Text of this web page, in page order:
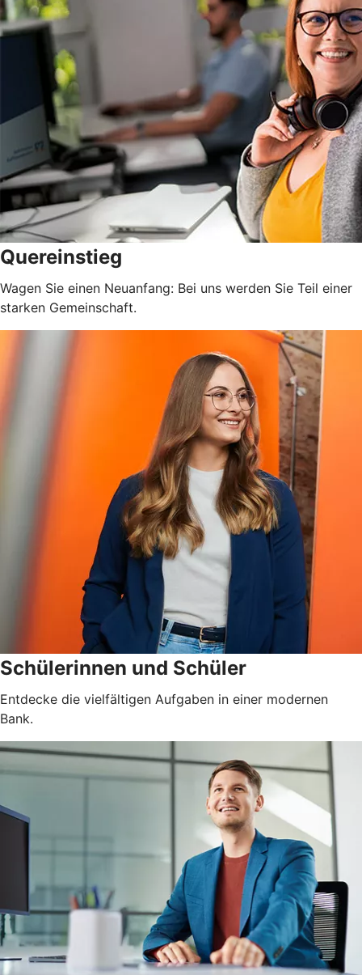
Quereinstieg
Wagen Sie einen Neuanfang: Bei uns werden Sie Teil einer
starken Gemeinschaft.
Schülerinnen und Schüler
Entdecke die vielfältigen Aufgaben in einer modernen
Bank.